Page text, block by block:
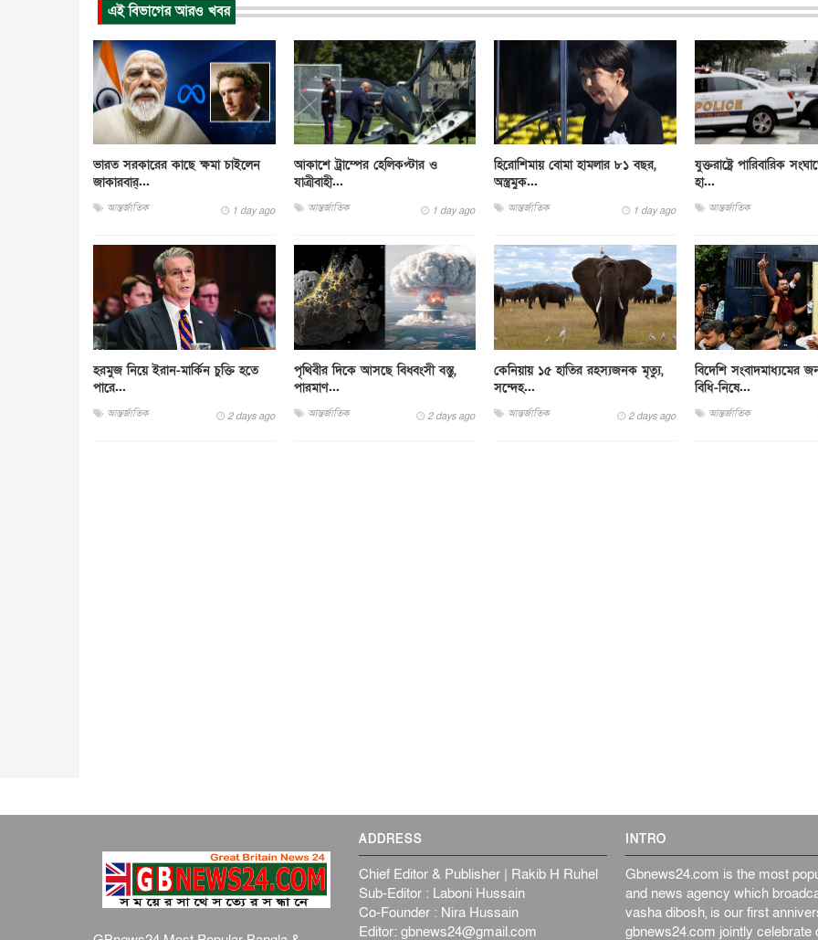
এই বিভাগের আরও খবর
ভারত সরকারের কাছে ক্ষমা চাইলেন
জাকারবার্...
আন্তর্জাতিক 1 day ago
আকাশে ট্রাম্পের হেলিকপ্টার ও
যাত্রীবাহী...
আন্তর্জাতিক 1 day ago
হিরোশিমায় বোমা হামলার ৮১ বছর,
অস্ত্রমুক...
আন্তর্জাতিক 1 day ago
যুক্তরাষ্ট্রে পারিবারিক
হা...
আন্তর্জাতিক
হরমুজ নিয়ে ইরান-মার্কিন চুক্তি হতে
পারে...
আন্তর্জাতিক 2 days ago
পৃথিবীর দিকে আসছে বিধ্বংসী বস্তু,
পারমাণ...
আন্তর্জাতিক 2 days ago
কেনিয়ায় ১৫ হাতির রহস্যজনক মৃত্যু,
সন্দেহ...
আন্তর্জাতিক 2 days ago
বিদেশি সংবাদমাধ্যমের
বিধি-নিষে...
আন্তর্জাতিক
ADDRESS
Chief Editor & Publisher | Rakib H Ruhel
Sub-Editor : Laboni Hussain
Co-Founder : Nira Hussain
Editor:gbnews24@gmail.com
INTRO
Gbnews24.com is the most
and news agency which
vasha dibosh, is our first
gbnews24.com jointly